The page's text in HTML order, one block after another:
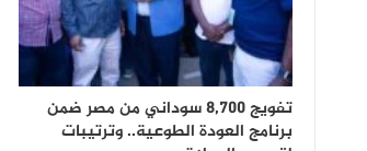
تفويج 8,700 سوداني من مصر ضمن
برنامج العودة الطوعية.. وترتيبات